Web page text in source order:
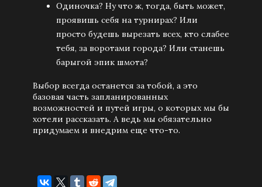
Одиночка? Ну что ж, тогда, быть может,
проявишь себя на турнирах? Или
просто будешь вырезать всех, кто слабее
тебя, за воротами города? Или станешь
барыгой эпик шмота?
Выбор всегда останется за тобой, а это
базовая часть запланированных
возможностей и путей игры, о которых мы бы
хотели рассказать. А ведь мы обязательно
придумаем и внедрим еще что-то.